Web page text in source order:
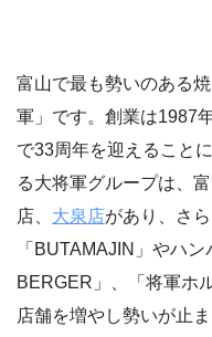
富山で最も勢いのある
軍」です。創業は1987
で33周年を迎えること
る大将軍グループは、
店、 大泉店があり、さ
「BUTAMAJIN」やハ
BERGER」、「将軍ホ
店舗を増やし勢いが止ま